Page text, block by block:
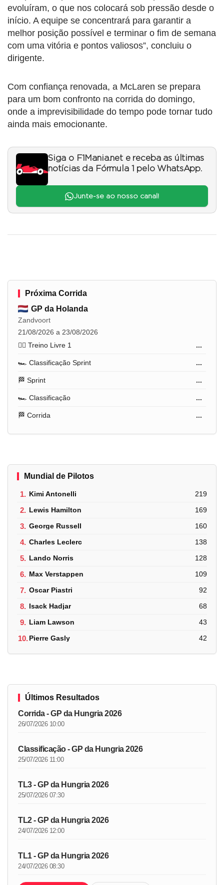
evoluíram, o que nos colocará sob pressão desde o
início. A equipe se concentrará para garantir a
melhor posição possível e terminar o fim de semana
com uma vitória e pontos valiosos”, concluiu o
dirigente.
Com confiança renovada, a McLaren se prepara
para um bom confronto na corrida do domingo,
onde a imprevisibilidade do tempo pode tornar tudo
ainda mais emocionante.
Siga o F1Mania.net e receba as últimas
notícias da Fórmula 1 pelo WhatsApp.
Junte-se ao nosso canal!
Próxima Corrida
GP da Holanda
Zandvoort
21/08/2026 a 23/08/2026
🏋️‍♂️ Treino Livre 1
...
🏎️ Classificação Sprint ...
🏁 Sprint ...
🏎️ Classificação ...
🏁 Corrida ...
Mundial de Pilotos
1. Kimi Antonelli 219
2. Lewis Hamilton 169
3. George Russell 160
4. Charles Leclerc 138
5. Lando Norris 128
6. Max Verstappen 109
7. Oscar Piastri 92
8. Isack Hadjar 68
9. Liam Lawson 43
10.Pierre Gasly 42
Últimos Resultados
Corrida - GP da Hungria 2026
26/07/2026 10:00
Classificação - GP da Hungria 2026
25/07/2026 11:00
TL3 - GP da Hungria 2026
25/07/2026 07:30
TL2 - GP da Hungria 2026
24/07/2026 12:00
TL1 - GP da Hungria 2026
24/07/2026 08:30